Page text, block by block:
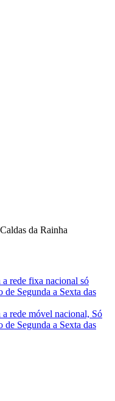
da Rainha
rede fixa nacional só
Segunda a Sexta das
rede móvel nacional, Só
Segunda a Sexta das